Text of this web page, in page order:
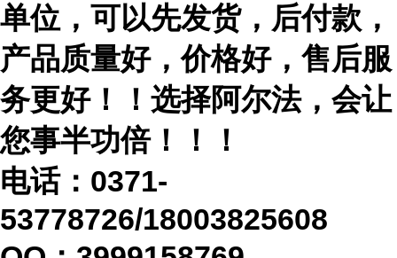
单位，可以先发货，后付款，
产品质量好，价格好，售后服
务更好！！选择阿尔法，会让
您事半功倍！！！
电话： 0371-
53778726/18003825608